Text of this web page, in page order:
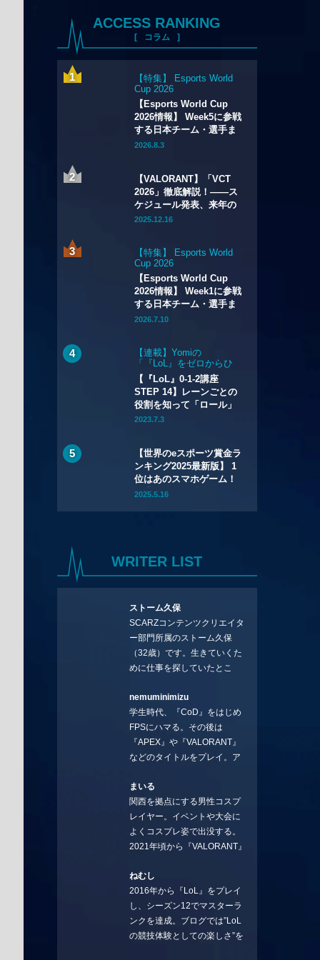
ACCESS RANKING
コラム
【特集】 Esports World
Cup 2026
【Esports World Cup
2026情報】 Week5に参戦
する日本チーム・選手ま
とめ
2026.8.3
【VALORANT】「VCT
2026」徹底解説！——ス
ケジュール発表、来年の
最高峰リーグ全貌が明ら
2025.12.16
【特集】 Esports World
Cup 2026
【Esports World Cup
2026情報】 Week1に参戦
する日本チーム・選手ま
とめ
2026.7.10
【連載】Yomiの
「『LoL』をゼロからひ
とりでも始められるハウ
ツー講座」
【『LoL』0-1-2講座
STEP 14】レーンごとの
役割を知って「ロール」
を選ぼう
2023.7.3
【世界のeスポーツ賞金ラ
ンキング2025最新版】 1
位はあのスマホゲーム！
日本で人気の『スト6』や
2025.5.16
WRITER LIST
ストーム久保
SCARZコンテンツクリエイタ
ー部門所属のストーム久保
（32歳）です。生きていくた
めに仕事を探していたとこ
コラムを連載させてもらえる
ことになりました。言いたい
ことを言っていきます。X：
https://x.com/stormKUBO
YouTube：
rmKUBO
nemuminimizu
学生時代、『CoD』をはじめ
FPSにハマる。その後は
『APEX』や『VALORANT』
などのタイトルをプレイ。ア
BGMなどを手掛ける作曲家と
フリーランスのライターの二
足の草鞋を履いて幅広く活動
中。無類のラーメン好き！
Twitter:@ongakucas
まいる
関西を拠点にする男性コスプ
レイヤー。イベントや大会に
よくコスプレ姿で出没する。
2021年頃から『VALORANT』
続ける。現在の推しチームは
「CREST GAMING」。X：
@mlunias（Photo by
Subaru.F.）
ねむし
2016年から『LoL』をプレイ
し、シーズン12でマスターラ
ンクを達成。ブログでは”LoL
の競技体験としての楽しさ”を